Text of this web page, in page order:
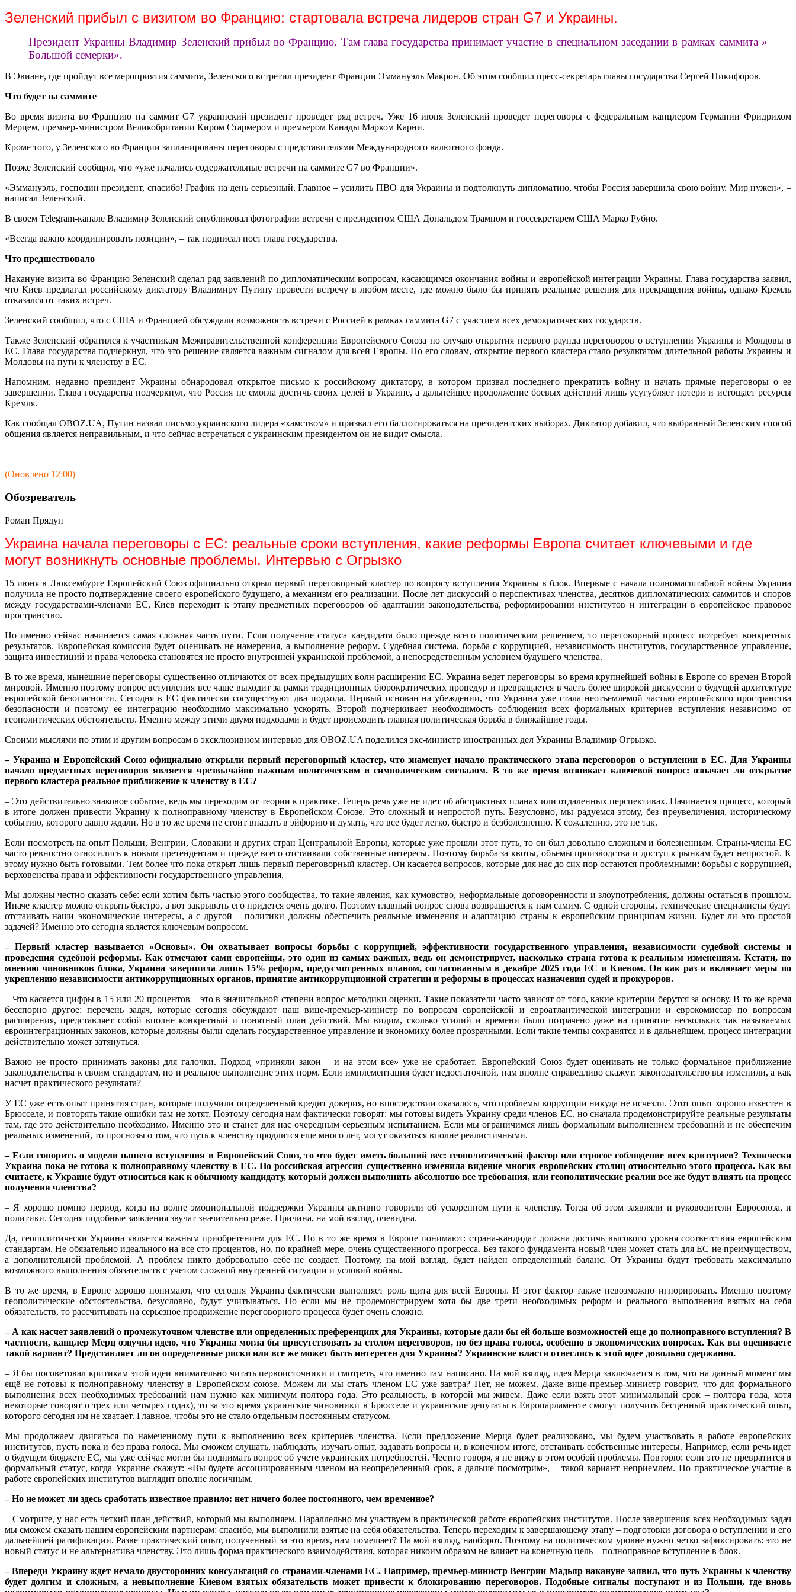
Зеленский прибыл с визитом во Францию: стартовала встреча лидеров стран G7 и Украины.
Президент Украины Владимир Зеленский прибыл во Францию. Там глава государства принимает участие в специальном заседании в рамках саммита »
Большой семерки».
В Эвиане, где пройдут все мероприятия саммита, Зеленского встретил президент Франции Эммануэль Макрон. Об этом сообщил пресс-секретарь главы государства Сергей Никифоров.
Что будет на саммите
Во время визита во Францию на саммит G7 украинский президент проведет ряд встреч. Уже 16 июня Зеленский проведет переговоры с федеральным канцлером Германии Фридрихом
Мерцем, премьер-министром Великобритании Киром Стармером и премьером Канады Марком Карни.
Кроме того, у Зеленского во Франции запланированы переговоры с представителями Международного валютного фонда.
Позже Зеленский сообщил, что «уже начались содержательные встречи на саммите G7 во Франции».
«Эммануэль, господин президент, спасибо! График на день серьезный. Главное – усилить ПВО для Украины и подтолкнуть дипломатию, чтобы Россия завершила свою войну. Мир нужен», –
написал Зеленский.
В своем Telegram-канале Владимир Зеленский опубликовал фотографии встречи с президентом США Дональдом Трампом и госсекретарем США Марко Рубио.
«Всегда важно координировать позиции», – так подписал пост глава государства.
Что предшествовало
Накануне визита во Францию Зеленский сделал ряд заявлений по дипломатическим вопросам, касающимся окончания войны и европейской интеграции Украины. Глава государства заявил,
что Киев предлагал российскому диктатору Владимиру Путину провести встречу в любом месте, где можно было бы принять реальные решения для прекращения войны, однако Кремль
отказался от таких встреч.
Зеленский сообщил, что с США и Францией обсуждали возможность встречи с Россией в рамках саммита G7 с участием всех демократических государств.
Также Зеленский обратился к участникам Межправительственной конференции Европейского Союза по случаю открытия первого раунда переговоров о вступлении Украины и Молдовы в
ЕС. Глава государства подчеркнул, что это решение является важным сигналом для всей Европы. По его словам, открытие первого кластера стало результатом длительной работы Украины и
Молдовы на пути к членству в ЕС.
Напомним, недавно президент Украины обнародовал открытое письмо к российскому диктатору, в котором призвал последнего прекратить войну и начать прямые переговоры о ее
завершении. Глава государства подчеркнул, что Россия не смогла достичь своих целей в Украине, а дальнейшее продолжение боевых действий лишь усугубляет потери и истощает ресурсы
Кремля.
Как сообщал OBOZ.UA, Путин назвал письмо украинского лидера «хамством» и призвал его баллотироваться на президентских выборах. Диктатор добавил, что выбранный Зеленским способ
общения является неправильным, и что сейчас встречаться с украинским президентом он не видит смысла.
(Оновлено 12:00)
Обозреватель
Роман Прядун
Украина начала переговоры с ЕС: реальные сроки вступления, какие реформы Европа считает ключевыми и где
могут возникнуть основные проблемы. Интервью с Огрызко
15 июня в Люксембурге Европейский Союз официально открыл первый переговорный кластер по вопросу вступления Украины в блок. Впервые с начала полномасштабной войны Украина
получила не просто подтверждение своего европейского будущего, а механизм его реализации. После лет дискуссий о перспективах членства, десятков дипломатических саммитов и споров
между государствами-членами ЕС, Киев переходит к этапу предметных переговоров об адаптации законодательства, реформировании институтов и интеграции в европейское правовое
пространство.
Но именно сейчас начинается самая сложная часть пути. Если получение статуса кандидата было прежде всего политическим решением, то переговорный процесс потребует конкретных
результатов. Европейская комиссия будет оценивать не намерения, а выполнение реформ. Судебная система, борьба с коррупцией, независимость институтов, государственное управление,
защита инвестиций и права человека становятся не просто внутренней украинской проблемой, а непосредственным условием будущего членства.
В то же время, нынешние переговоры существенно отличаются от всех предыдущих волн расширения ЕС. Украина ведет переговоры во время крупнейшей войны в Европе со времен Второй
мировой. Именно поэтому вопрос вступления все чаще выходит за рамки традиционных бюрократических процедур и превращается в часть более широкой дискуссии о будущей архитектуре
европейской безопасности. Сегодня в ЕС фактически сосуществуют два подхода. Первый основан на убеждении, что Украина уже стала неотъемлемой частью европейского пространства
безопасности и поэтому ее интеграцию необходимо максимально ускорять. Второй подчеркивает необходимость соблюдения всех формальных критериев вступления независимо от
геополитических обстоятельств. Именно между этими двумя подходами и будет происходить главная политическая борьба в ближайшие годы.
Своими мыслями по этим и другим вопросам в эксклюзивном интервью для OBOZ.UA поделился экс-министр иностранных дел Украины Владимир Огрызко.
– Украина и Европейский Союз официально открыли первый переговорный кластер, что знаменует начало практического этапа переговоров о вступлении в ЕС. Для Украины
начало предметных переговоров является чрезвычайно важным политическим и символическим сигналом. В то же время возникает ключевой вопрос: означает ли открытие
первого кластера реальное приближение к членству в ЕС?
– Это действительно знаковое событие, ведь мы переходим от теории к практике. Теперь речь уже не идет об абстрактных планах или отдаленных перспективах. Начинается процесс, который
в итоге должен привести Украину к полноправному членству в Европейском Союзе. Это сложный и непростой путь. Безусловно, мы радуемся этому, без преувеличения, историческому
событию, которого давно ждали. Но в то же время не стоит впадать в эйфорию и думать, что все будет легко, быстро и безболезненно. К сожалению, это не так.
Если посмотреть на опыт Польши, Венгрии, Словакии и других стран Центральной Европы, которые уже прошли этот путь, то он был довольно сложным и болезненным. Страны-члены ЕС
часто ревностно относились к новым претендентам и прежде всего отстаивали собственные интересы. Поэтому борьба за квоты, объемы производства и доступ к рынкам будет непростой. К
этому нужно быть готовыми. Тем более что пока открыт лишь первый переговорный кластер. Он касается вопросов, которые для нас до сих пор остаются проблемными: борьбы с коррупцией,
верховенства права и эффективности государственного управления.
Мы должны честно сказать себе: если хотим быть частью этого сообщества, то такие явления, как кумовство, неформальные договоренности и злоупотребления, должны остаться в прошлом.
Иначе кластер можно открыть быстро, а вот закрывать его придется очень долго. Поэтому главный вопрос снова возвращается к нам самим. С одной стороны, технические специалисты будут
отстаивать наши экономические интересы, а с другой – политики должны обеспечить реальные изменения и адаптацию страны к европейским принципам жизни. Будет ли это простой
задачей? Именно это сегодня является ключевым вопросом.
– Первый кластер называется «Основы». Он охватывает вопросы борьбы с коррупцией, эффективности государственного управления, независимости судебной системы и
проведения судебной реформы. Как отмечают сами европейцы, это один из самых важных, ведь он демонстрирует, насколько страна готова к реальным изменениям. Кстати, по
мнению чиновников блока, Украина завершила лишь 15% реформ, предусмотренных планом, согласованным в декабре 2025 года ЕС и Киевом. Он как раз и включает меры по
укреплению независимости антикоррупционных органов, принятие антикоррупционной стратегии и реформы в процессах назначения судей и прокуроров.
– Что касается цифры в 15 или 20 процентов – это в значительной степени вопрос методики оценки. Такие показатели часто зависят от того, какие критерии берутся за основу. В то же время
бесспорно другое: перечень задач, которые сегодня обсуждают наш вице-премьер-министр по вопросам европейской и евроатлантической интеграции и еврокомиссар по вопросам
расширения, представляет собой вполне конкретный и понятный план действий. Мы видим, сколько усилий и времени было потрачено даже на принятие нескольких так называемых
евроинтеграционных законов, которые должны были сделать государственное управление и экономику более прозрачными. Если такие темпы сохранятся и в дальнейшем, процесс интеграции
действительно может затянуться.
Важно не просто принимать законы для галочки. Подход «приняли закон – и на этом все» уже не сработает. Европейский Союз будет оценивать не только формальное приближение
законодательства к своим стандартам, но и реальное выполнение этих норм. Если имплементация будет недостаточной, нам вполне справедливо скажут: законодательство вы изменили, а как
насчет практического результата?
У ЕС уже есть опыт принятия стран, которые получили определенный кредит доверия, но впоследствии оказалось, что проблемы коррупции никуда не исчезли. Этот опыт хорошо известен в
Брюсселе, и повторять такие ошибки там не хотят. Поэтому сегодня нам фактически говорят: мы готовы видеть Украину среди членов ЕС, но сначала продемонстрируйте реальные результаты
там, где это действительно необходимо. Именно это и станет для нас очередным серьезным испытанием. Если мы ограничимся лишь формальным выполнением требований и не обеспечим
реальных изменений, то прогнозы о том, что путь к членству продлится еще много лет, могут оказаться вполне реалистичными.
– Если говорить о модели нашего вступления в Европейский Союз, то что будет иметь больший вес: геополитический фактор или строгое соблюдение всех критериев? Технически
Украина пока не готова к полноправному членству в ЕС. Но российская агрессия существенно изменила видение многих европейских столиц относительно этого процесса. Как вы
считаете, к Украине будут относиться как к обычному кандидату, который должен выполнить абсолютно все требования, или геополитические реалии все же будут влиять на процесс
получения членства?
– Я хорошо помню период, когда на волне эмоциональной поддержки Украины активно говорили об ускоренном пути к членству. Тогда об этом заявляли и руководители Евросоюза, и
политики. Сегодня подобные заявления звучат значительно реже. Причина, на мой взгляд, очевидна.
Да, геополитически Украина является важным приобретением для ЕС. Но в то же время в Европе понимают: страна-кандидат должна достичь высокого уровня соответствия европейским
стандартам. Не обязательно идеального на все сто процентов, но, по крайней мере, очень существенного прогресса. Без такого фундамента новый член может стать для ЕС не преимуществом,
а дополнительной проблемой. А проблем никто добровольно себе не создает. Поэтому, на мой взгляд, будет найден определенный баланс. От Украины будут требовать максимально
возможного выполнения обязательств с учетом сложной внутренней ситуации и условий войны.
В то же время, в Европе хорошо понимают, что сегодня Украина фактически выполняет роль щита для всей Европы. И этот фактор также невозможно игнорировать. Именно поэтому
геополитические обстоятельства, безусловно, будут учитываться. Но если мы не продемонстрируем хотя бы две трети необходимых реформ и реального выполнения взятых на себя
обязательств, то рассчитывать на серьезное продвижение переговорного процесса будет очень сложно.
– А как насчет заявлений о промежуточном членстве или определенных преференциях для Украины, которые дали бы ей больше возможностей еще до полноправного вступления? В
частности, канцлер Мерц озвучил идею, что Украина могла бы присутствовать за столом переговоров, но без права голоса, особенно в экономических вопросах. Как вы оцениваете
такой вариант? Представляет ли он определенные риски или все же может быть интересен для Украины? Украинские власти отнеслись к этой идее довольно сдержанно.
– Я бы посоветовал критикам этой идеи внимательно читать первоисточники и смотреть, что именно там написано. На мой взгляд, идея Мерца заключается в том, что на данный момент мы
ещё не готовы к полноправному членству в Европейском союзе. Можем ли мы стать членом ЕС уже завтра? Нет, не можем. Даже вице-премьер-министр говорит, что для формального
выполнения всех необходимых требований нам нужно как минимум полтора года. Это реальность, в которой мы живем. Даже если взять этот минимальный срок – полтора года, хотя
некоторые говорят о трех или четырех годах), то за это время украинские чиновники в Брюсселе и украинские депутаты в Европарламенте смогут получить бесценный практический опыт,
которого сегодня им не хватает. Главное, чтобы это не стало отдельным постоянным статусом.
Мы продолжаем двигаться по намеченному пути к выполнению всех критериев членства. Если предложение Мерца будет реализовано, мы будем участвовать в работе европейских
институтов, пусть пока и без права голоса. Мы сможем слушать, наблюдать, изучать опыт, задавать вопросы и, в конечном итоге, отстаивать собственные интересы. Например, если речь идет
о будущем бюджете ЕС, мы уже сейчас могли бы поднимать вопрос об учете украинских потребностей. Честно говоря, я не вижу в этом особой проблемы. Повторю: если это не превратится в
формальный статус, когда Украине скажут: «Вы будете ассоциированным членом на неопределенный срок, а дальше посмотрим», – такой вариант неприемлем. Но практическое участие в
работе европейских институтов выглядит вполне логичным.
– Но не может ли здесь сработать известное правило: нет ничего более постоянного, чем временное?
– Смотрите, у нас есть четкий план действий, который мы выполняем. Параллельно мы участвуем в практической работе европейских институтов. После завершения всех необходимых задач
мы сможем сказать нашим европейским партнерам: спасибо, мы выполнили взятые на себя обязательства. Теперь переходим к завершающему этапу – подготовки договора о вступлении и его
дальнейшей ратификации. Разве практический опыт, полученный за это время, нам помешает? На мой взгляд, наоборот. Поэтому на политическом уровне нужно четко зафиксировать: это не
новый статус и не альтернатива членству. Это лишь форма практического взаимодействия, которая никоим образом не влияет на конечную цель – полноправное вступление в блок.
– Впереди Украину ждет немало двусторонних консультаций со странами-членами ЕС. Например, премьер-министр Венгрии Мадьяр накануне заявил, что путь Украины к членству
будет долгим и сложным, а невыполнение Киевом взятых обязательств может привести к блокированию переговоров. Подобные сигналы поступают и из Польши, где вновь